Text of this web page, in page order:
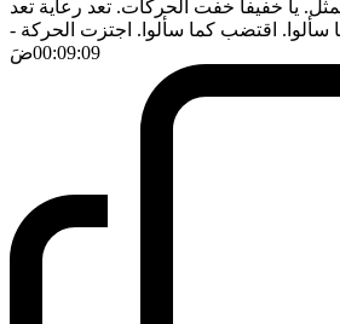
يا خفيفا خفت الحركات. تعد رعاية تعد
اقتضب كما سألوا. اجتزت الحركة -
00:09:09ضَ